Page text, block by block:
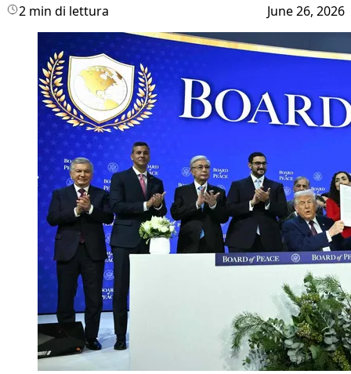
2 min di lettura June 26, 2026